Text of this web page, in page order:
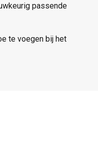
passende
te voegen bij het